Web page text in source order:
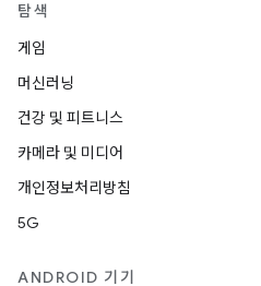
탐색
게임
머신러닝
건강 및 피트니스
카메라 및 미디어
개인정보처리방침
5G
ANDROID 기기